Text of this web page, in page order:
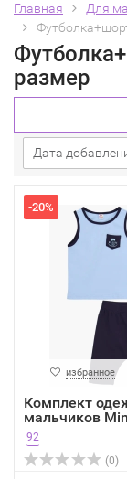
Главная Для
размер
Дата
-20%
избранное
Комплект
мальчиков
92
(0)